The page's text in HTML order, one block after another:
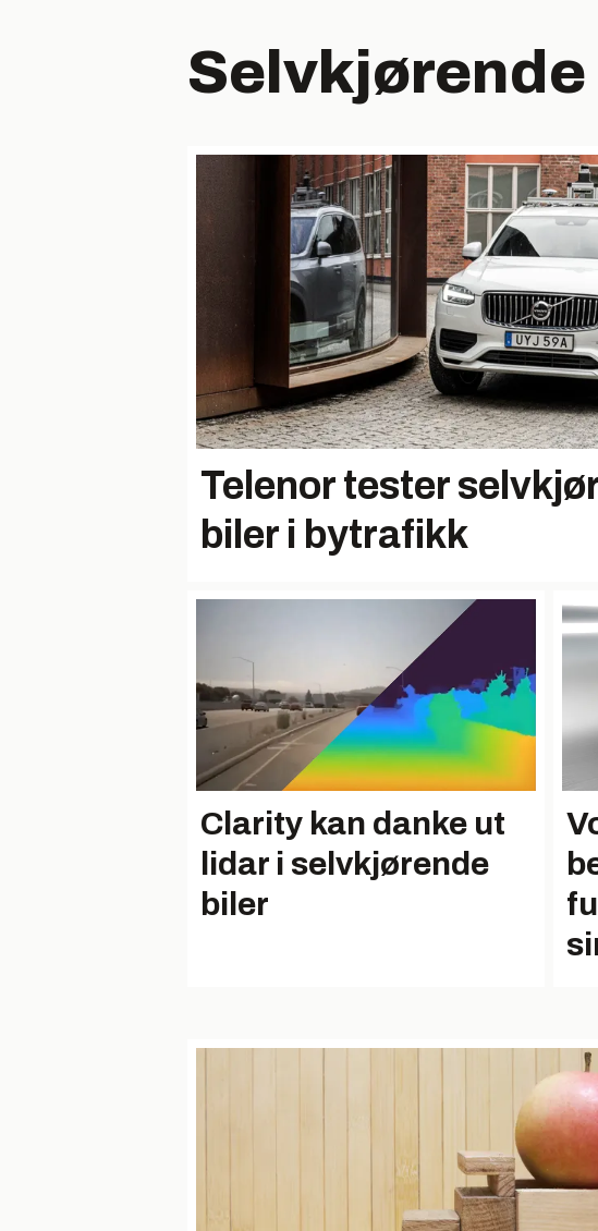
Telenor tester
biler i bytrafikk
Clarity kan danke ut
lidar i selvkjørende
biler